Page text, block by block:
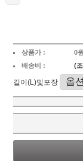
상품가 :
0원
배송비 :
(
길이(L)및포장